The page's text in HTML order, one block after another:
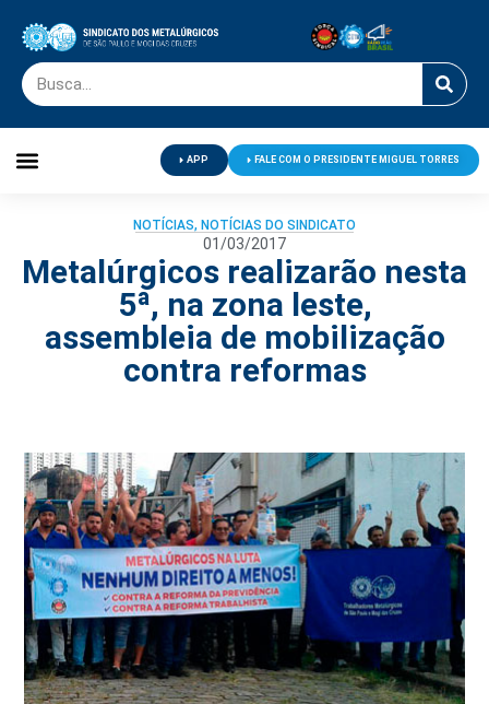
APP FALE COM O PRESIDENTE MIGUEL TORRES
NOTÍCIAS, NOTÍCIAS DO SINDICATO
01/03/2017
Metalúrgicos realizarão nesta
5ª, na zona leste,
assembleia de mobilização
contra reformas